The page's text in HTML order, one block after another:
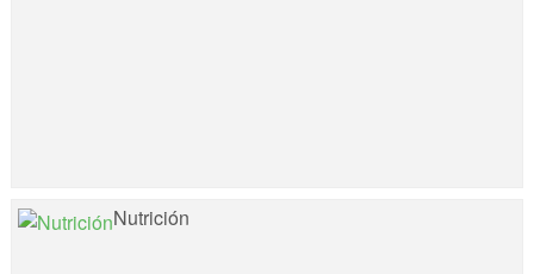
Nutrición